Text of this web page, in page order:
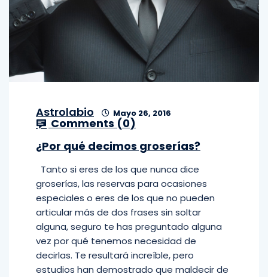
Astrolabio Mayo 26, 2016
Comments (0)
¿Por qué decimos groserías?
Tanto si eres de los que nunca dice
groserías, las reservas para ocasiones
especiales o eres de los que no pueden
articular más de dos frases sin soltar
alguna, seguro te has preguntado alguna
vez por qué tenemos necesidad de
decirlas. Te resultará increíble, pero
estudios han demostrado que maldecir de